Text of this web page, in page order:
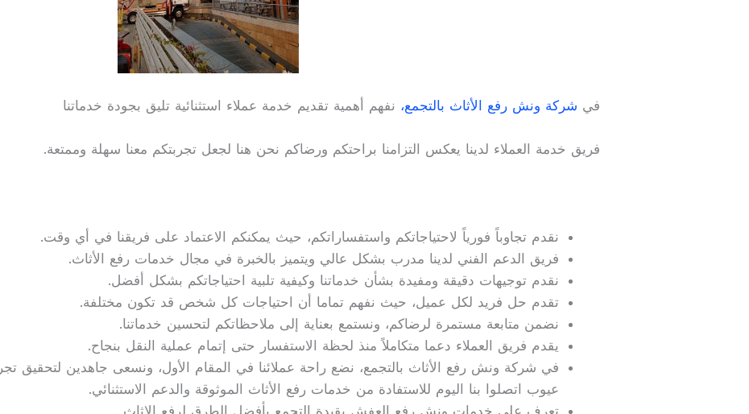
في شركة ونش رفع الأثاث بالتجمع، نفهم أهمية تقديم خدمة عملاء استثنائية تليق بجودة خدماتنا
فريق خدمة العملاء لدينا يعكس التزامنا براحتكم ورضاكم نحن هنا لجعل تجربتكم معنا سهلة وممتعة.
نقدم تجاوباً فورياً لاحتياجاتكم واستفساراتكم، حيث يمكنكم الاعتماد على فريقنا في أي وقت.
فريق الدعم الفني لدينا مدرب بشكل عالي ويتميز بالخبرة في مجال خدمات رفع الأثاث.
نقدم توجيهات دقيقة ومفيدة بشأن خدماتنا وكيفية تلبية احتياجاتكم بشكل أفضل.
تقدم حل فريد لكل عميل، حيث نفهم تماما أن احتياجات كل شخص قد تكون مختلفة.
نضمن متابعة مستمرة لرضاكم، ونستمع بعناية إلى ملاحظاتكم لتحسين خدماتنا.
يقدم فريق العملاء دعما متكاملاً منذ لحظة الاستفسار حتى إتمام عملية النقل بنجاح.
في شركة ونش رفع الأثاث بالتجمع، نضع راحة عملائنا في المقام الأول، ونسعى جاهدين لتحقيق
عيوب اتصلوا بنا اليوم للاستفادة من خدمات رفع الأثاث الموثوقة والدعم الاستثنائي.
تعرف علي خدمات ونش رفع العفش بقيدة التجمع بأفضل الطرق لرفع الاثاث .